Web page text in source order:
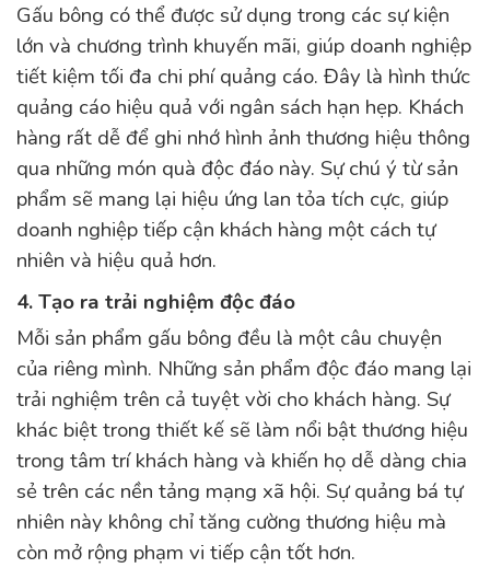
Gấu bông có thể được sử dụng trong các sự kiện
lớn và chương trình khuyến mãi, giúp doanh nghiệp
tiết kiệm tối đa chi phí quảng cáo. Đây là hình thức
quảng cáo hiệu quả với ngân sách hạn hẹp. Khách
hàng rất dễ để ghi nhớ hình ảnh thương hiệu thông
qua những món quà độc đáo này. Sự chú ý từ sản
phẩm sẽ mang lại hiệu ứng lan tỏa tích cực, giúp
doanh nghiệp tiếp cận khách hàng một cách tự
nhiên và hiệu quả hơn.
4. Tạo ra trải nghiệm độc đáo
Mỗi sản phẩm gấu bông đều là một câu chuyện
của riêng mình. Những sản phẩm độc đáo mang lại
trải nghiệm trên cả tuyệt vời cho khách hàng. Sự
khác biệt trong thiết kế sẽ làm nổi bật thương hiệu
trong tâm trí khách hàng và khiến họ dễ dàng chia
sẻ trên các nền tảng mạng xã hội. Sự quảng bá tự
nhiên này không chỉ tăng cường thương hiệu mà
còn mở rộng phạm vi tiếp cận tốt hơn.